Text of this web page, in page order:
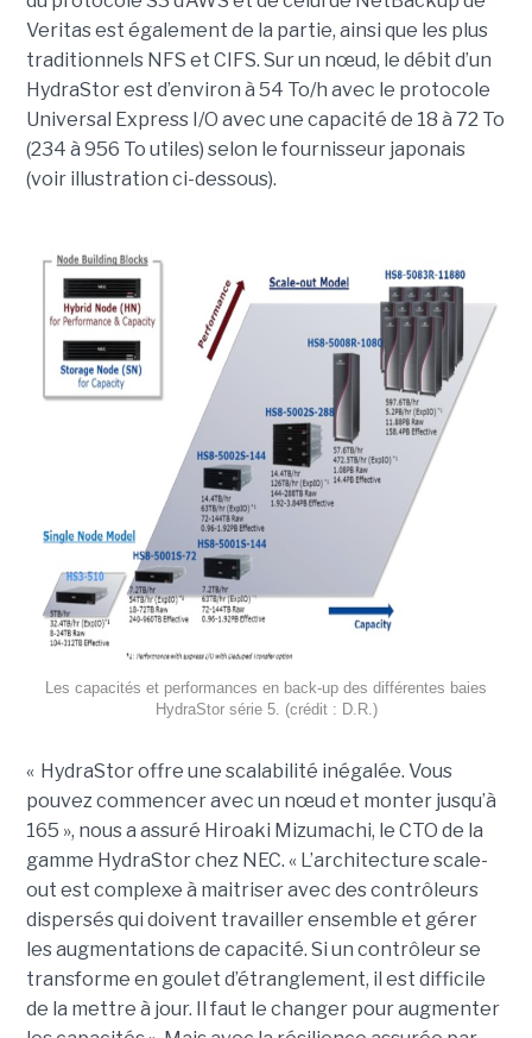
Veritas est également de la partie, ainsi que les plus
traditionnels NFS et CIFS. Sur un nœud, le débit d’un
HydraStor est d’environ à 54 To/h avec le protocole
Universal Express I/O avec une capacité de 18 à 72 To
(234 à 956 To utiles) selon le fournisseur japonais
(voir illustration ci-dessous).
Les capacités et performances en back-up des différentes baies
HydraStor série 5. (crédit : D.R.)
« HydraStor offre une scalabilité inégalée. Vous
pouvez commencer avec un nœud et monter jusqu’à
165 », nous a assuré Hiroaki Mizumachi, le CTO de la
gamme HydraStor chez NEC. « L’architecture scale-
out est complexe à maitriser avec des contrôleurs
dispersés qui doivent travailler ensemble et gérer
les augmentations de capacité. Si un contrôleur se
transforme en goulet d’étranglement, il est difficile
de la mettre à jour. Il faut le changer pour augmenter